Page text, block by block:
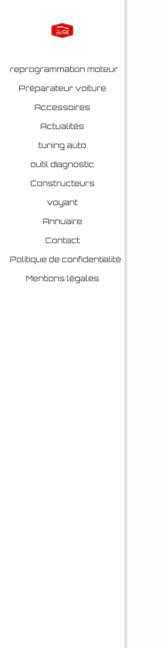
reprogrammation moteur
Préparateur voiture
Accessoires
Actualités
tuning auto
outil diagnostic
Constructeurs
voyant
Annuaire
Contact
Politique de confidentialité
Mentions légales